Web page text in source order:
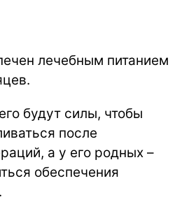
лечебным питанием
будут силы, чтобы
после
а у его родных –
обеспечения